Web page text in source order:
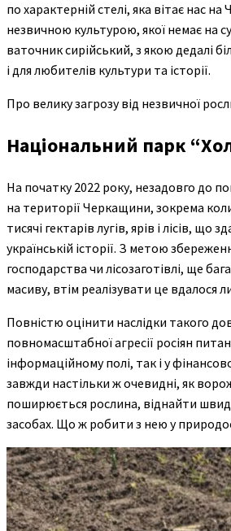
по характерній стелі, яка вітає нас
незвичною культурою, якої немає на
ваточник сирійський, з якою дедалі
і для любителів культури та історії.
Про велику загрозу від незвичної
Національний парк
На початку 2022 року, незадовго до
на території Черкащини, зокрема
тисячі гектарів лугів, ярів і лісів,
українській історії. З метою
господарства чи лісозаготівлі, ще
масиву, втім реалізувати це вдалося
Повністю оцінити наслідки такого
повномасштабної агресії росіян
інформаційному полі, так і у
завжди настільки ж очевидні, як
поширюється рослина, віднайти
засобах. Що ж робити з нею у